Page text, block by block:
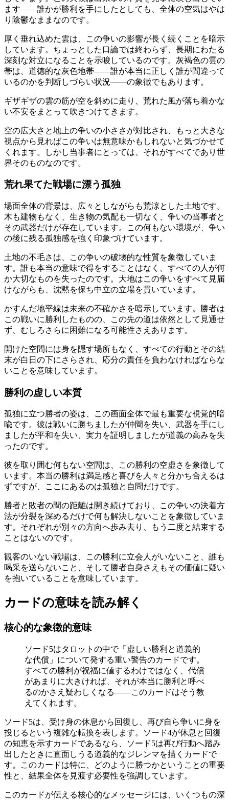
ます——誰かが勝利を手にしたとしても、全体の空気はやは
り陰鬱なままなのです。
厚く垂れ込めた雲は、この争いの影響が長く続くことを暗示
しています。ちょっとした口論では終わらず、長期にわたる
深刻な対立になることを示唆しているのです。灰褐色の雲の
帯は、道徳的な灰色地帯——誰が本当に正しく誰が間違って
いるのかを判断しづらい状況——の象徴でもあります。
ギザギザの雲の筋が空を斜めに走り、荒れた風が落ち着かな
い不安をまとって吹きつけてきます。
空の広大さと地上の争いの小ささが対比され、もっと大きな
視点から見ればこの争いは無意味かもしれないと気づかせて
くれます。しかし当事者にとっては、それがすべてであり世
界そのものなのです。
荒れ果てた戦場に漂う孤独
場面全体の背景は、広々としながらも荒涼とした土地です。
木も建物もなく、生き物の気配も一切なく、争いの当事者と
その武器だけが存在しています。この何もない環境が、争い
の後に残る孤独感を強く印象づけています。
土地の不毛さは、この争いの破壊的な性質を象徴していま
す。誰も本当の意味で得をすることはなく、すべての人が何
か大切なものを失ったのです。大地はこの争いをすべて見届
けながらも、沈黙を保ち中立の立場を貫いています。
かすんだ地平線は未来の不確かさを暗示しています。勝者は
この戦いに勝利したものの、この先の道は依然として見通せ
ず、むしろさらに困難になる可能性さえあります。
開けた空間には身を隠す場所もなく、すべての行動とその結
末が白日の下にさらされ、応分の責任を負わなければならな
いことを意味しています。
勝利の虚しい本質
孤独に立つ勝者の姿は、この画面全体で最も重要な視覚的暗
喩です。彼は戦いに勝ちましたが仲間を失い、武器を手にし
ましたが平和を失い、実力を証明しましたが道義の高みを失
ったのです。
彼を取り囲む何もない空間は、この勝利の空虚さを象徴して
います。本当の勝利は満足感と喜びを人々と分かち合えるは
ずですが、ここにあるのは孤独と自問だけです。
勝者と敗者の間の距離は開き続けており、この争いの決着方
法が分裂を深めるだけで何も解決しないことを象徴していま
す。それぞれが別々の方向へ歩み去り、もう二度と結束する
ことはないのです。
観客のいない戦場は、この勝利に立会人がいないこと、誰も
喝采を送らないこと、そして勝者自身さえもその価値に疑い
を抱いていることを意味しています。
カードの意味を読み解く
核心的な象徴的意味
ソード5はタロットの中で「虚しい勝利と道義的
な代償」について発する重い警告のカードです。
すべての勝利が祝福に値するわけではなく、代償
があまりに大きければ、それが本当に勝利と呼べ
るのかさえ疑わしくなる——このカードはそう教
えてくれます。
ソード5は、受け身の休息から回復し、再び自ら争いに身を
投じるという複雑な転換を表します。ソード4が休息と回復
の知恵を示すカードであるなら、ソード5は再び行動へ踏み
出したときに直面しうる道義的なジレンマを描くカードで
す。このカードは特に、どのように勝つかということの重要
性と、結果全体を見渡す必要性を強調しています。
このカードが伝える核心的なメッセージには、いくつもの深